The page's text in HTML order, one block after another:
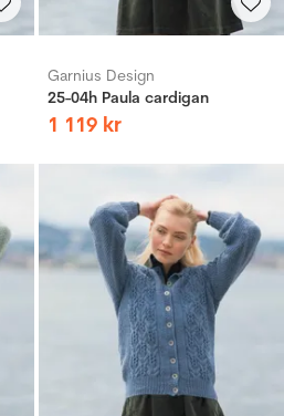
Garnius Design
25-04h Paula cardigan
1 119 kr